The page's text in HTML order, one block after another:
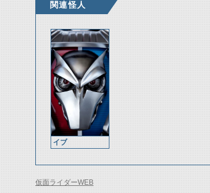
関連怪人
イブ
仮面ライダーWEB